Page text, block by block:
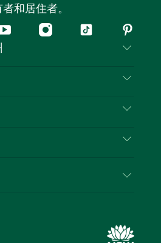
者和居住者。
Youtube Instagram
抖